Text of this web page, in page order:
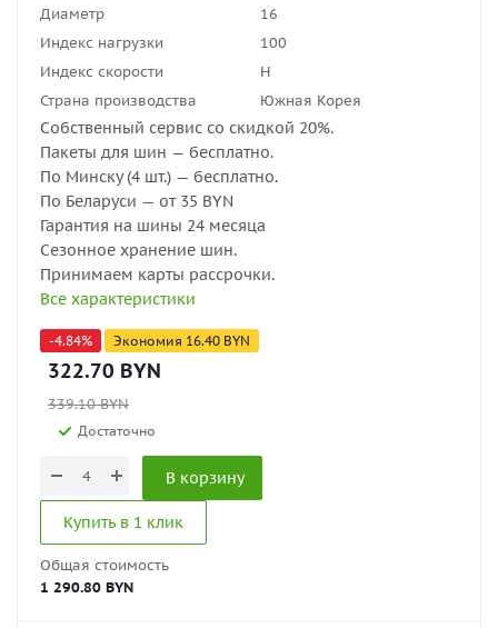
Диаметр
16
Индекс нагрузки
100
Индекс скорости
H
Страна производства
Южная Корея
Собственный сервис со скидкой 20%.
Пакеты для шин — бесплатно.
По Минску (4 шт.) — бесплатно.
По Беларуси — от 35 BYN
Гарантия на шины 24 месяца
Сезонное хранение шин.
Принимаем карты рассрочки.
Все характеристики
-4.84% Экономия 16.40 BYN
322.70 BYN
339.10BYN
Достаточно
В корзину
Купить в 1 клик
Общая стоимость
1 290.80 BYN